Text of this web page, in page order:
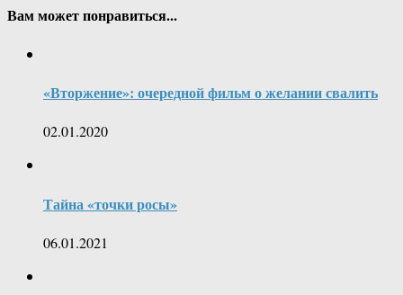
Вам может понравиться...
«Вторжение»: очередной фильм о желании свалить
02.01.2020
Тайна «точки росы»
06.01.2021